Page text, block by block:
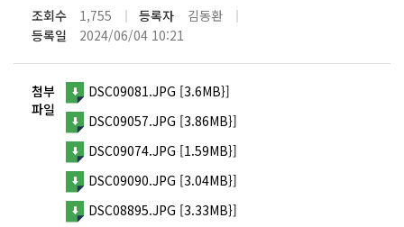
조회수 1,755 등록자
김동환
등록일
2024/06/04 10:21
첨부
파일
DSC09081.JPG [3.6MB}]
DSC09057.JPG [3.86MB}]
DSC09074.JPG [1.59MB}]
DSC09090.JPG [3.04MB}]
DSC08895.JPG [3.33MB}]